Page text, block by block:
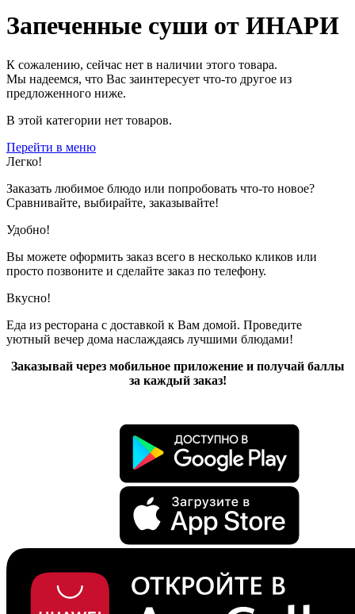
Запеченные суши от ИНАРИ
К сожалению, сейчас нет в наличии этого товара.
Мы надеемся, что Вас заинтересует что-то другое из
предложенного ниже.
В этой категории нет товаров.
Перейти в меню
Легко!
Заказать любимое блюдо или попробовать что-то новое?
Сравнивайте, выбирайте, заказывайте!
Удобно!
Вы можете оформить заказ всего в несколько кликов или
просто позвоните и сделайте заказ по телефону.
Вкусно!
Еда из ресторана с доставкой к Вам домой. Проведите
уютный вечер дома наслаждаясь лучшими блюдами!
Заказывай через мобильное приложение и получай баллы
за каждый заказ!